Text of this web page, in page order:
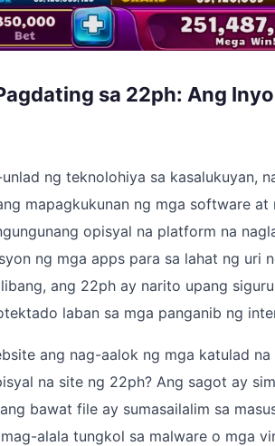
sa 22ph: Ang
ng teknolohiya sa kasalukuyan,
mapagkukunan ng mga software
opisyal na platform na
ng mga apps para sa lahat ng uri
ang 22ph ay narito upang
laban sa mga panganib ng
ang nag-aalok ng mga katulad
na site ng 22ph? Ang sagot ay
bawat file ay sumasailalim sa
alala tungkol sa malware o mga